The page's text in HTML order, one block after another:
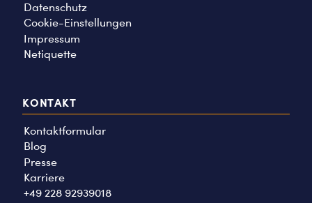
Datenschutz
Cookie-Einstellungen
Impressum
Netiquette
KONTAKT
Kontaktformular
Blog
Presse
Karriere
+49 228 92939018